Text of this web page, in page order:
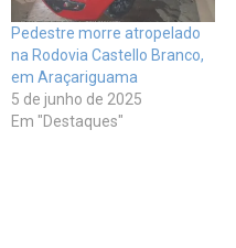
Pedestre morre atropelado
na Rodovia Castello Branco,
em Araçariguama
5 de junho de 2025
Em "Destaques"